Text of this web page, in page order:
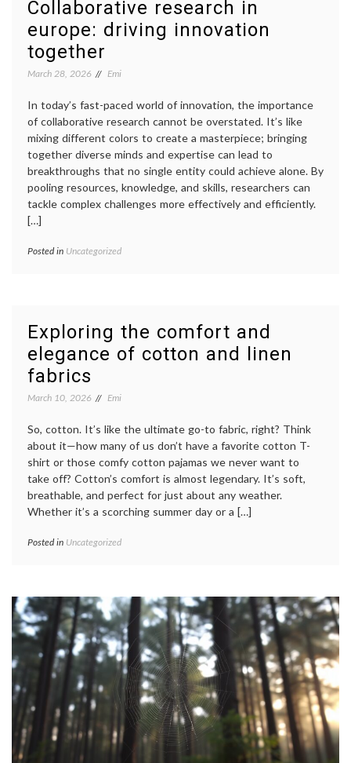
Collaborative research in
europe: driving innovation
together
March 28, 2026 Emi
In today’s fast-paced world of innovation, the importance
of collaborative research cannot be overstated. It’s like
mixing different colors to create a masterpiece; bringing
together diverse minds and expertise can lead to
breakthroughs that no single entity could achieve alone. By
pooling resources, knowledge, and skills, researchers can
tackle complex challenges more effectively and efficiently.
[…]
Posted in Uncategorized
Exploring the comfort and
elegance of cotton and linen
fabrics
March 10, 2026 Emi
So, cotton. It’s like the ultimate go-to fabric, right? Think
about it—how many of us don’t have a favorite cotton T-
shirt or those comfy cotton pajamas we never want to
take off? Cotton’s comfort is almost legendary. It’s soft,
breathable, and perfect for just about any weather.
Whether it’s a scorching summer day or a […]
Posted in Uncategorized